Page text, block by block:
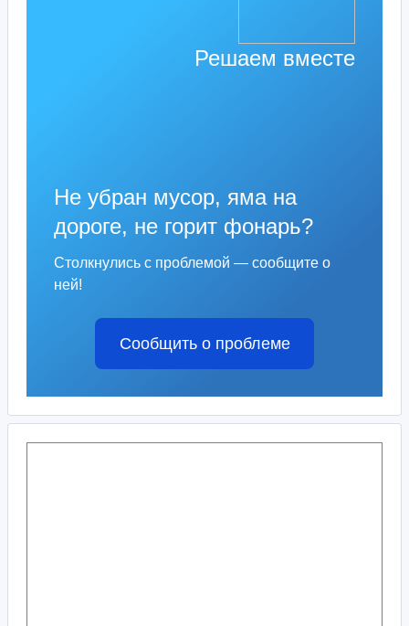
Решаем вместе
Не убран мусор, яма на
дороге, не горит фонарь?
Столкнулись с проблемой — сообщите о
ней!
Сообщить о проблеме